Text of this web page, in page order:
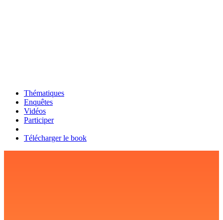
Thématiques
Enquêtes
Vidéos
Participer
Télécharger le book